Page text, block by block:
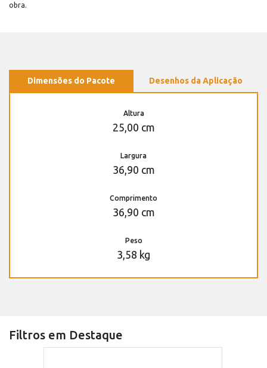
obra.
Dimensões do Pacote Desenhos da Aplicação
Altura
25,00 cm
Largura
36,90 cm
Comprimento
36,90 cm
Peso
3,58 kg
Filtros em Destaque